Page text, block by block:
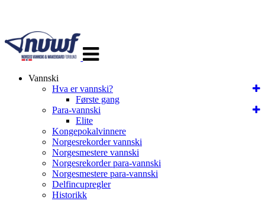
navigasjon
Vannski
Hva er vannski?
Første gang
Para-vannski
Elite
Kongepokalvinnere
Norgesrekorder vannski
Norgesmestere vannski
Norgesrekorder para-vannski
Norgesmestere para-vannski
Delfincupregler
Historikk